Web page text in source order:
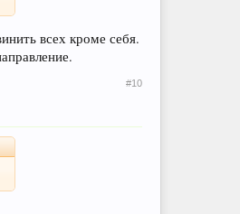
всех кроме себя.
#10